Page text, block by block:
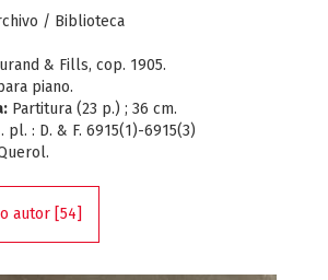
/ Biblioteca
& Fills, cop. 1905.
piano.
Partitura (23 p.) ; 36 cm.
pl. : D. & F. 6915(1)-6915(3)
autor [54]